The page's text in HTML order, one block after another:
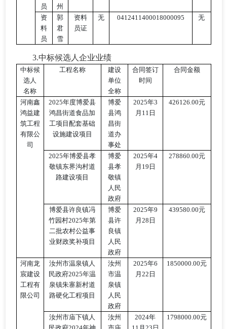
员
州
资
料
员
郭
君
雪
资料
员证
无 0412411400018000095 无
3.中标候选人企业业绩
中标候
选人
名称
工程名称
建设
单位
全称
合同签订
时间
合同金额
河南鑫
鸿益建
筑工程
有限公
司
2025年度博爱县
鸿昌街道食品加
工项目配套基础
设施建设项目
博爱
县鸿
昌街
道办
事处
2025年3
月11日
426126.00元
2025年博爱县孝
敬镇东界沟村道
路建设项目
博爱
县孝
敬镇
人民
政府
2025年4
月19日
278860.00元
博爱县许良镇冯
竹园村2025年第
二批农村公益事
业财政奖补项目
博爱
县许
良镇
人民
政府
2025年9
月28日
439580.00元
河南龙
宸建设
工程有
限公司
汝州市温泉镇人
民政府2025年温
泉镇朱寨新村道
路硬化工程项目
汝州
市温
泉镇
人民
政府
2025年6
月22日
1850000.00元
汝州市庙下镇人
汝州
2024年
1798000.00元